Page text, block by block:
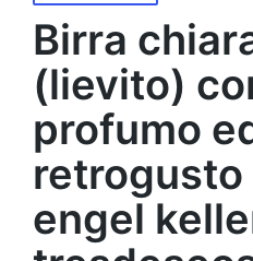
in
Birra
(lievito)
profumo
retrogusto
engel